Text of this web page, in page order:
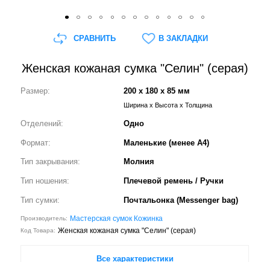
Женская кожаная сумка "Селин" (серая)
Размер: 200 x 180 x 85 мм
Ширина x Высота x Толщина
Отделений: Одно
Формат: Маленькие (менее А4)
Тип закрывания: Молния
Тип ношения: Плечевой ремень / Ручки
Тип сумки: Почтальонка (Messenger bag)
Производитель: Мастерская сумок Кожинка
Код Товара: Женская кожаная сумка "Селин" (серая)
Все характеристики
СРАВНИТЬ В ЗАКЛАДКИ